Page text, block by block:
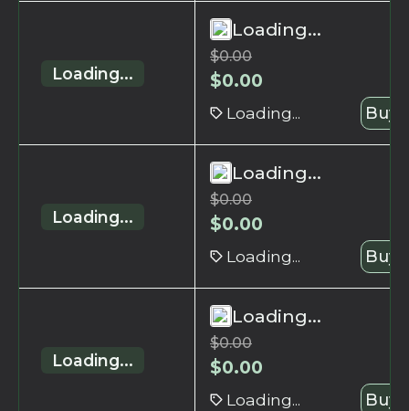
Loading...
Loading...
$0.00
$0.00
Loading... Buy
Loading...
Loading...
$0.00
$0.00
Loading... Buy
Loading...
Loading...
$0.00
$0.00
Loading... Buy